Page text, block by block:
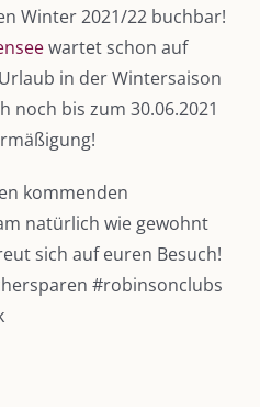
Winter 2021/22 buchbar!
wartet schon auf
in der Wintersaison
noch bis zum 30.06.2021
kommenden
natürlich wie gewohnt
sich auf euren Besuch!
#robinsonclubs